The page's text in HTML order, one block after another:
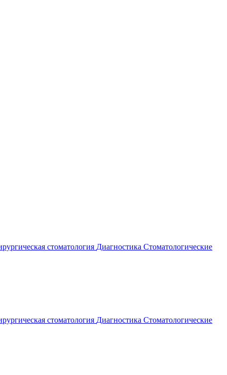
стоматология Диагностика Стоматологические
стоматология Диагностика Стоматологические